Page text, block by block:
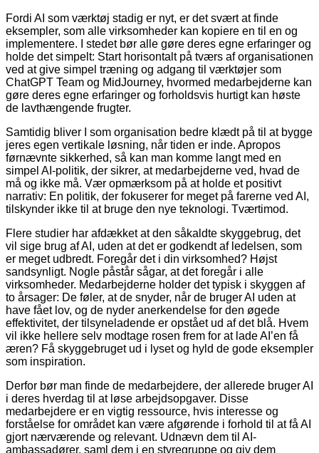
Fordi AI som værktøj stadig er nyt, er det svært at finde
eksempler, som alle virksomheder kan kopiere en til en og
implementere. I stedet bør alle gøre deres egne erfaringer og
holde det simpelt: Start horisontalt på tværs af organisationen
ved at give simpel træning og adgang til værk­tøjer som
ChatGPT Team og MidJourney, hvormed medarbejderne kan
gøre deres egne erfaringer og forholdsvis hurtigt kan høste
de lavthængende frugter.
Samtidig bliver I som organisation bedre klædt på til at bygge
jeres egen vertikale løsning, når tiden er inde. Apropos
førnævnte sikkerhed, så kan man komme langt med en
simpel AI-politik, der sikrer, at medarbejderne ved, hvad de
må og ikke må. Vær opmærksom på at holde et positivt
narrativ: En politik, der fokuserer for meget på farerne ved AI,
tilskynder ikke til at bruge den nye teknologi. Tværtimod.
Flere studier har afdækket at den såkaldte skyggebrug, det
vil sige brug af AI, uden at det er godkendt af ledelsen, som
er meget udbredt. Foregår det i din virksomhed? Højst
sandsynligt. Nogle påstår sågar, at det foregår i alle
virksomheder. Medarbejderne holder det typisk i skyggen af
to årsager: De føler, at de snyder, når de bruger AI uden at
have fået lov, og de nyder anerkendelse for den øgede
effektivitet, der tilsyneladende er opstået ud af det blå. Hvem
vil ikke hellere selv modtage rosen frem for at lade AI’en få
æren? Få skyggebruget ud i lyset og hyld de gode eksempler
som inspiration.
Derfor bør man finde de medarbejdere, der allerede bruger AI
i deres hverdag til at løse arbejdsopgaver. Disse
medarbejdere er en vigtig ressource, hvis interesse og
forståelse for området kan være afgørende i forhold til at få AI
gjort nærværende og relevant. Udnævn dem til AI-
ambassadører, saml dem i en styregruppe og giv dem